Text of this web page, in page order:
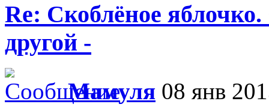
Re: Скоблёное
другой -
Мамуля 08 янв